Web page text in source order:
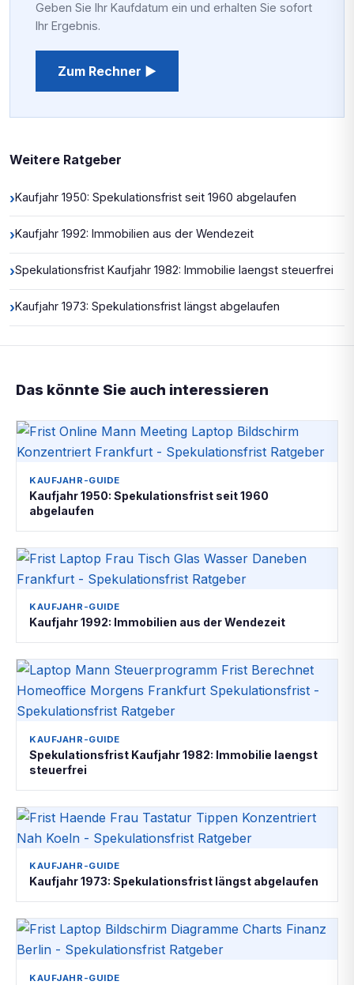
Geben Sie Ihr Kaufdatum ein und erhalten Sie sofort
Ihr Ergebnis.
Zum Rechner ▶
Weitere Ratgeber
›Kaufjahr 1950: Spekulationsfrist seit 1960 abgelaufen
›Kaufjahr 1992: Immobilien aus der Wendezeit
›Spekulationsfrist Kaufjahr 1982: Immobilie laengst steuerfrei
›Kaufjahr 1973: Spekulationsfrist längst abgelaufen
Das könnte Sie auch interessieren
KAUFJAHR-GUIDE
Kaufjahr 1950: Spekulationsfrist seit 1960
abgelaufen
KAUFJAHR-GUIDE
Kaufjahr 1992: Immobilien aus der Wendezeit
KAUFJAHR-GUIDE
Spekulationsfrist Kaufjahr 1982: Immobilie laengst
steuerfrei
KAUFJAHR-GUIDE
Kaufjahr 1973: Spekulationsfrist längst abgelaufen
KAUFJAHR-GUIDE